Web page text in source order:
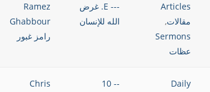
Articles
مقالات,
Sermons
عظات
--- E. غرض
الله للإنسان
Ramez
Ghabbour
رامز غبور
Daily
-- 10
Chris